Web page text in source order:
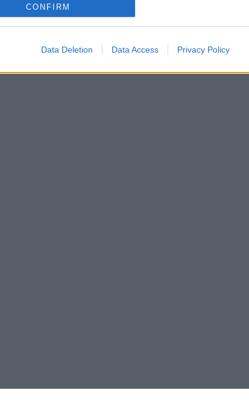
CONFIRM
Data Deletion Data Access Privacy Policy